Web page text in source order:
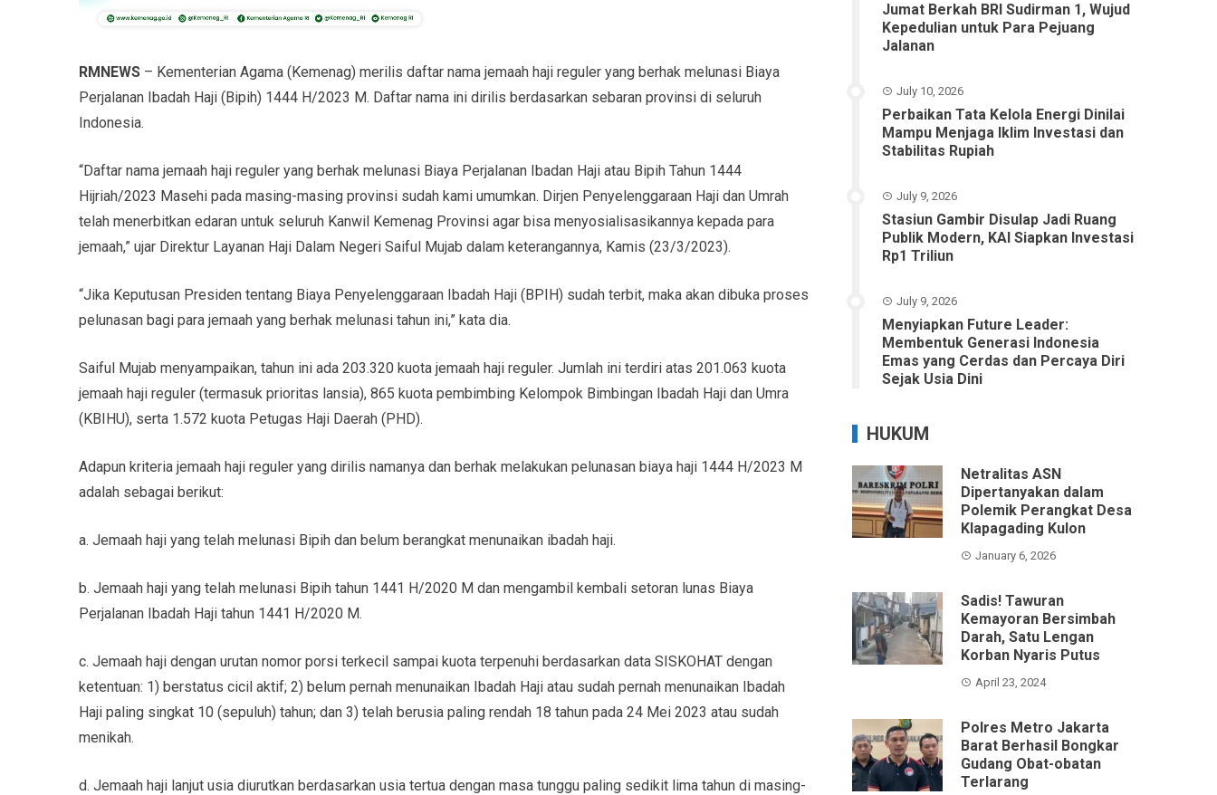
RMNEWS – Kementerian Agama (Kemenag) merilis daftar nama jemaah haji reguler yang berhak melunasi Biaya
Perjalanan Ibadah Haji (Bipih) 1444 H/2023 M. Daftar nama ini dirilis berdasarkan sebaran provinsi di seluruh
Indonesia.
“Daftar nama jemaah haji reguler yang berhak melunasi Biaya Perjalanan Ibadan Haji atau Bipih Tahun 1444
Hijriah/2023 Masehi pada masing-masing provinsi sudah kami umumkan. Dirjen Penyelenggaraan Haji dan Umrah
telah menerbitkan edaran untuk seluruh Kanwil Kemenag Provinsi agar bisa menyosialisasikannya kepada para
jemaah,” ujar Direktur Layanan Haji Dalam Negeri Saiful Mujab dalam keterangannya, Kamis (23/3/2023).
“Jika Keputusan Presiden tentang Biaya Penyelenggaraan Ibadah Haji (BPIH) sudah terbit, maka akan dibuka proses
pelunasan bagi para jemaah yang berhak melunasi tahun ini,” kata dia.
Saiful Mujab menyampaikan, tahun ini ada 203.320 kuota jemaah haji reguler. Jumlah ini terdiri atas 201.063 kuota
jemaah haji reguler (termasuk prioritas lansia), 865 kuota pembimbing Kelompok Bimbingan Ibadah Haji dan Umra
(KBIHU), serta 1.572 kuota Petugas Haji Daerah (PHD).
Adapun kriteria jemaah haji reguler yang dirilis namanya dan berhak melakukan pelunasan biaya haji 1444 H/2023 M
adalah sebagai berikut:
a. Jemaah haji yang telah melunasi Bipih dan belum berangkat menunaikan ibadah haji.
b. Jemaah haji yang telah melunasi Bipih tahun 1441 H/2020 M dan mengambil kembali setoran lunas Biaya
Perjalanan Ibadah Haji tahun 1441 H/2020 M.
c. Jemaah haji dengan urutan nomor porsi terkecil sampai kuota terpenuhi berdasarkan data SISKOHAT dengan
ketentuan: 1) berstatus cicil aktif; 2) belum pernah menunaikan Ibadah Haji atau sudah pernah menunaikan Ibadah
Haji paling singkat 10 (sepuluh) tahun; dan 3) telah berusia paling rendah 18 tahun pada 24 Mei 2023 atau sudah
menikah.
d. Jemaah haji lanjut usia diurutkan berdasarkan usia tertua dengan masa tunggu paling sedikit lima tahun di masing-
Jumat Berkah BRI Sudirman 1, Wujud
Kepedulian untuk Para Pejuang
Jalanan
July 10, 2026
Perbaikan Tata Kelola Energi Dinilai
Mampu Menjaga Iklim Investasi dan
Stabilitas Rupiah
July 9, 2026
Stasiun Gambir Disulap Jadi Ruang
Publik Modern, KAI Siapkan Investasi
Rp1 Triliun
July 9, 2026
Menyiapkan Future Leader:
Membentuk Generasi Indonesia
Emas yang Cerdas dan Percaya Diri
Sejak Usia Dini
HUKUM
Netralitas ASN
Dipertanyakan dalam
Polemik Perangkat Desa
Klapagading Kulon
January 6, 2026
Sadis! Tawuran
Kemayoran Bersimbah
Darah, Satu Lengan
Korban Nyaris Putus
April 23, 2024
Polres Metro Jakarta
Barat Berhasil Bongkar
Gudang Obat-obatan
Terlarang